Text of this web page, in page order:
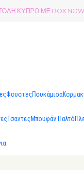
ΦουστεςΠουκάμισα
ΤσαντεςΜπουφάν Παλτό
ΚΥΠΡΟ ΜΕ BOX NOW